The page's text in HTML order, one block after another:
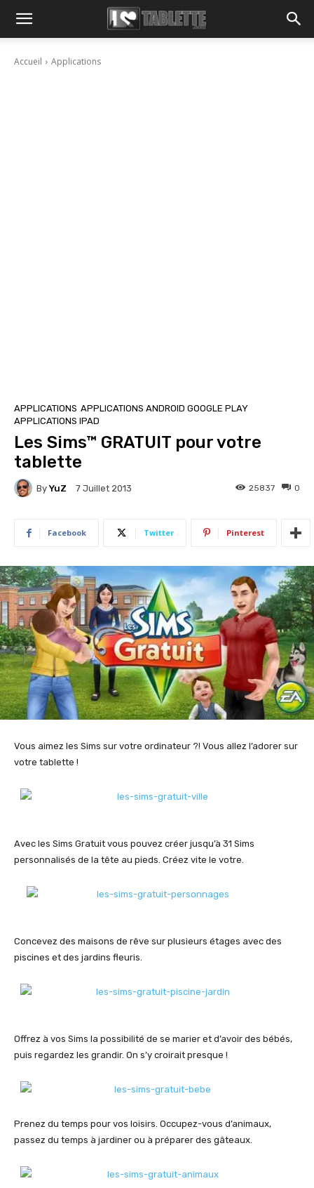
Accueil Applications
APPLICATIONS APPLICATIONS ANDROID GOOGLE PLAY
APPLICATIONS IPAD
Les Sims™ GRATUIT pour votre
tablette
By YuZ 7 Juillet 2013 0
25837
Facebook Twitter Pinterest
Vous aimez les Sims sur votre ordinateur ?! Vous allez l’adorer sur
votre tablette !
Avec les Sims Gratuit vous pouvez créer jusqu’à 31 Sims
personnalisés de la tête au pieds. Créez vite le votre.
Concevez des maisons de rêve sur plusieurs étages avec des
piscines et des jardins fleuris.
Offrez à vos Sims la possibilité de se marier et d’avoir des bébés,
puis regardez les grandir. On s’y croirait presque !
Prenez du temps pour vos loisirs. Occupez-vous d’animaux,
passez du temps à jardiner ou à préparer des gâteaux.